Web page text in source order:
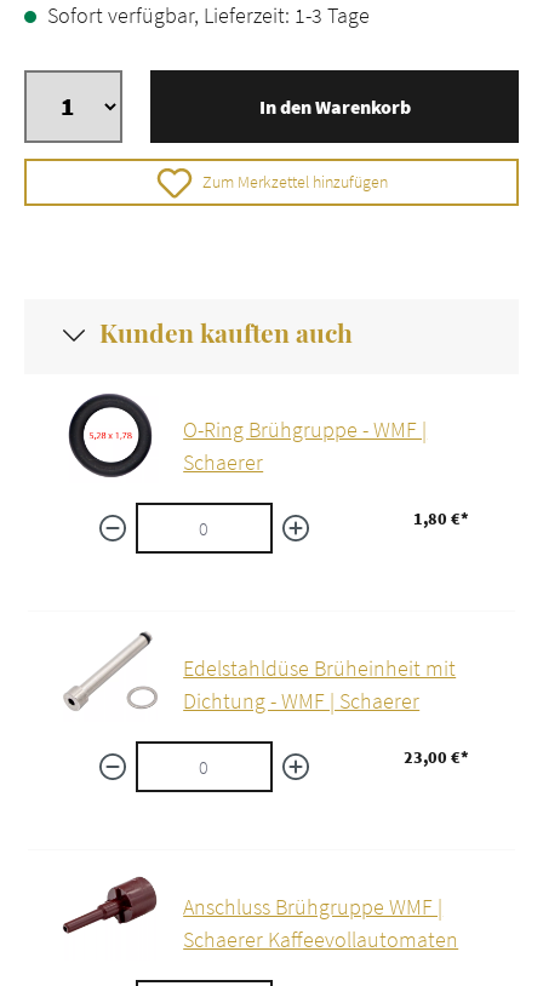
Sofort verfügbar, Lieferzeit: 1-3 Tage
In den Warenkorb
Zum Merkzettel hinzufügen
Kunden kauften auch
O-Ring Brühgruppe - WMF |
Schaerer
1,80 €*
Edelstahldüse Brüheinheit mit
Dichtung - WMF | Schaerer
23,00 €*
Anschluss Brühgruppe WMF |
Schaerer Kaffeevollautomaten